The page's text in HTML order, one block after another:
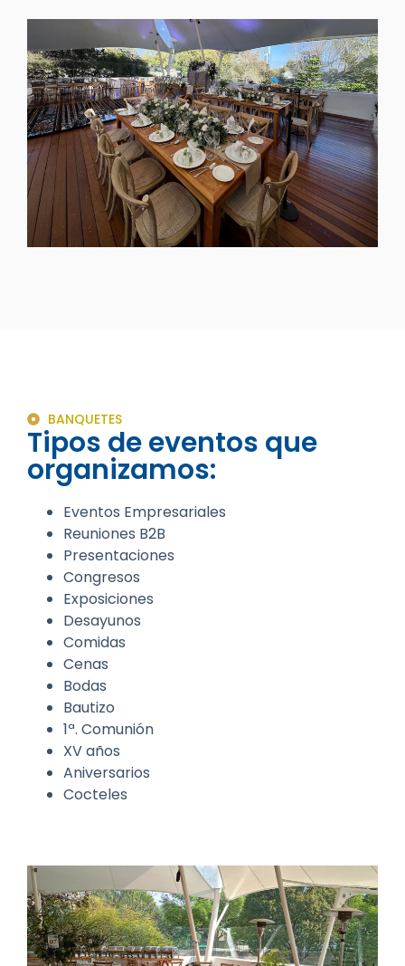
BANQUETES
Tipos de eventos que
organizamos:
Eventos Empresariales
Reuniones B2B
Presentaciones
Congresos
Exposiciones
Desayunos
Comidas
Cenas
Bodas
Bautizo
1ª. Comunión
XV años
Aniversarios
Cocteles